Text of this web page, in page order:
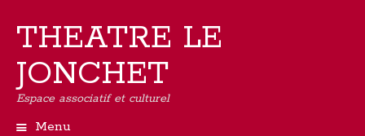
THEATRE LE
JONCHET
Espace associatif et culturel
Menu